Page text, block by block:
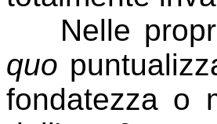
Nelle
quo
fondatezza o